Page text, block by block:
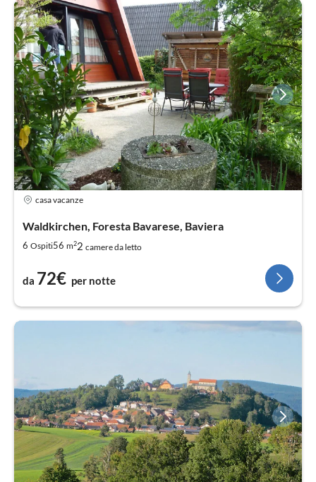
casa vacanze
Waldkirchen, Foresta Bavarese, Baviera
6 Ospiti56 m22 camere da letto
da 72€ per notte